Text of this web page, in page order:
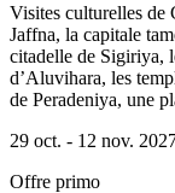
Visites culturelles de
Jaffna, la capitale
citadelle de Sigiriya,
d’Aluvihara, les
de Peradeniya, une
29 oct. - 12 nov.
Offre primo